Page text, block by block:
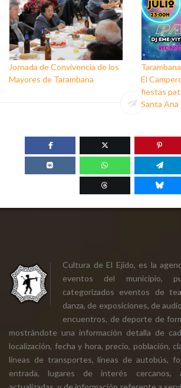
Jornada de Convivencia de los
Mayores de Tarambana
El
fiestas
Santa Ana
Cultura de El Ejido, es la
eventos del municipio,
categorizados eventos de
danza, de exposiciones, de
encuentros, de deporte de
mostrándote una información detalla de
localización, fecha y hora, precio, población,
líneas de transportes, líneas de autobús,
entrada, lugares de interés cercanos,